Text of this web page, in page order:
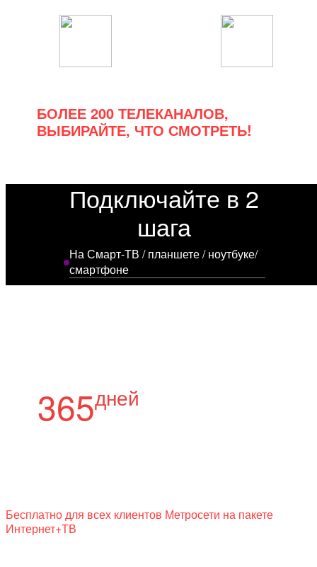
БОЛЕЕ 200 ТЕЛЕКАНАЛОВ,
ВЫБИРАЙТЕ, ЧТО СМОТРЕТЬ!
Подключайте в 2
шага
На Смарт-ТВ / планшете / ноутбуке/
смартфоне
365дней
Бесплатно для всех клиентов Метросети на пакете
Интернет+ТВ